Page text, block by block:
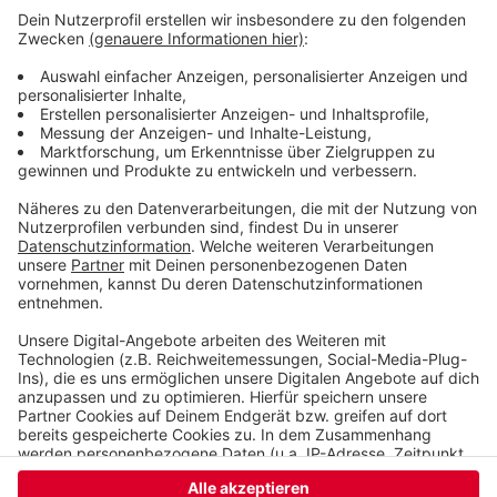
Wie wird euer Jahresstart 2024? Macht euch keine
Sorgen, alles wird gut! Auf rauer See braucht man
einen erfahrenen Kapitän, der einen in den sicheren
Hafen der guten Laune schippert. Atzes Mantra für ein
glückliches Leben: "Lass' mich mal machen." Also volle
Kraft voraus und viel Spaß bei Atze Schröders
Kaltstart 24.
Anzeige
Anzeige